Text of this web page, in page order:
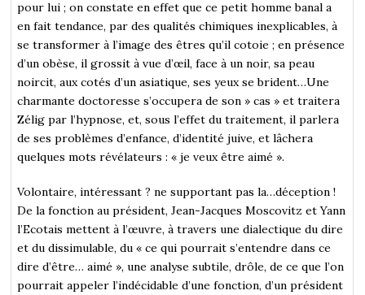
pour lui ; on constate en effet que ce petit homme banal a
en fait tendance, par des qualités chimiques inexplicables, à
se transformer à l’image des êtres qu’il cotoie ; en présence
d’un obèse, il grossit à vue d’œil, face à un noir, sa peau
noircit, aux cotés d’un asiatique, ses yeux se brident…Une
charmante doctoresse s’occupera de son » cas » et traitera
Zélig par l’hypnose, et, sous l’effet du traitement, il parlera
de ses problèmes d’enfance, d’identité juive, et lâchera
quelques mots révélateurs : « je veux être aimé ».
Volontaire, intéressant ? ne supportant pas la…déception !
De la fonction au président, Jean-Jacques Moscovitz et Yann
l’Ecotais mettent à l’œuvre, à travers une dialectique du dire
et du dissimulable, du « ce qui pourrait s’entendre dans ce
dire d’être… aimé », une analyse subtile, drôle, de ce que l’on
pourrait appeler l’indécidable d’une fonction, d’un président